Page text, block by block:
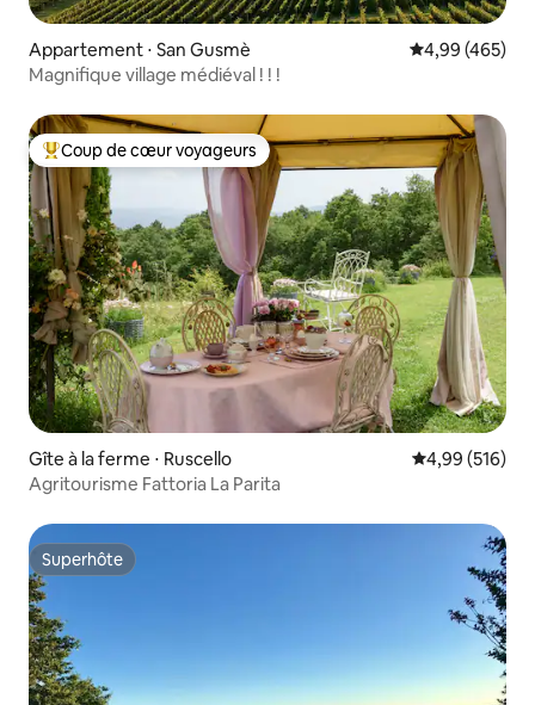
Appartement ⋅ San Gusmè Évaluation
4,99 (465)
Magnifique village médiéval ! ! !
Coups de cœur voyageurs les plus appréciés
Coup de cœur voyageurs
Gîte à la ferme ⋅ Ruscello Évaluation
4,99 (516)
Agritourisme Fattoria La Parita
Superhôte
Superhôte